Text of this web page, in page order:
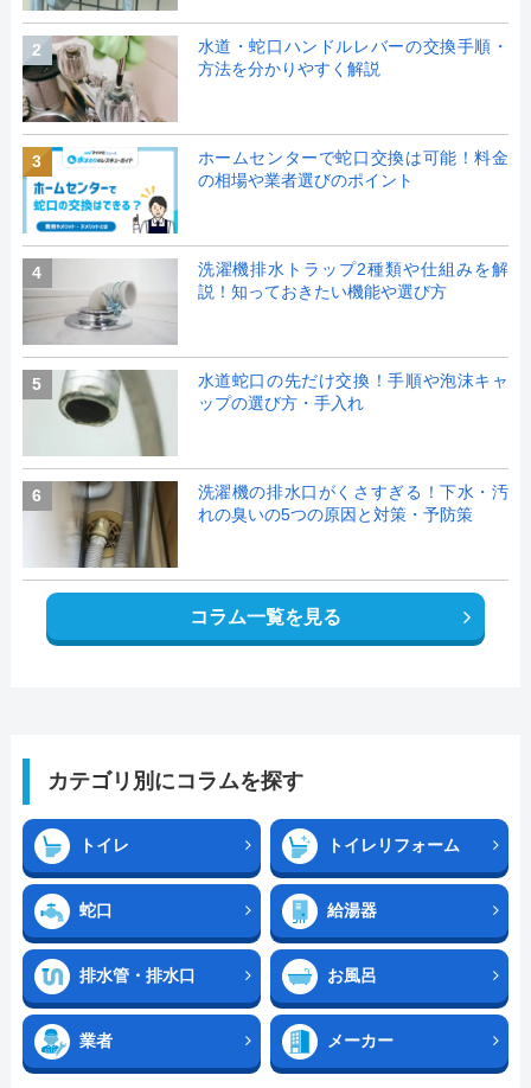
2
水道・蛇口ハンドルレバーの交換手順・
方法を分かりやすく解説
3
ホームセンターで蛇口交換は可能！料金
の相場や業者選びのポイント
4
洗濯機排水トラップ2種類や仕組みを解
説！知っておきたい機能や選び方
5
水道蛇口の先だけ交換！手順や泡沫キャ
ップの選び方・手入れ
6
洗濯機の排水口がくさすぎる！下水・汚
れの臭いの5つの原因と対策・予防策
コラム一覧を見る
カテゴリ別にコラムを探す
トイレ トイレリフォーム
蛇口 給湯器
排水管・排水口 お風呂
業者 メーカー